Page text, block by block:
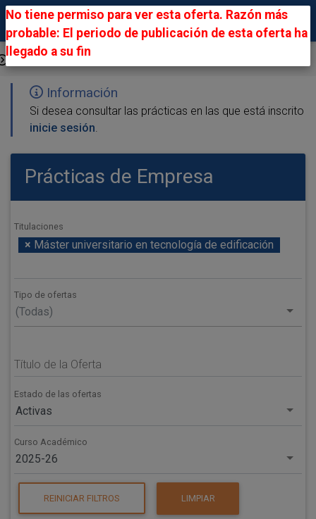
Ofertas Públicas
Información
Si desea consultar las prácticas en las que está inscrito
inicie sesión.
Prácticas de Empresa
Titulaciones
× Máster universitario en tecnología de edificación
Tipo de ofertas
(Todas)
Título de la Oferta
Estado de las ofertas
Activas
Curso Académico
2025-26
REINICIAR FILTROS LIMPIAR
No tiene permiso para ver esta oferta. Razón más
probable: El periodo de publicación de esta oferta ha
llegado a su fin